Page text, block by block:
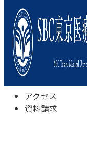
本学について
学びの特色
学部・学科
キャンパスライフ
入試情報
受験相談会
アクセス
資料請求